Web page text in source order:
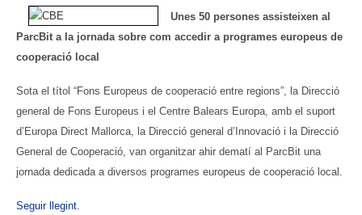
Unes 50 persones assisteixen al
ParcBit a la jornada sobre com accedir a programes europeus de
cooperació local
Sota el títol “Fons Europeus de cooperació entre regions”, la Direcció
general de Fons Europeus i el Centre Balears Europa, amb el suport
d’Europa Direct Mallorca, la Direcció general d’Innovació i la Direcció
General de Cooperació, van organitzar ahir dematí al ParcBit una
jornada dedicada a diversos programes europeus de cooperació local.
Seguir llegint.